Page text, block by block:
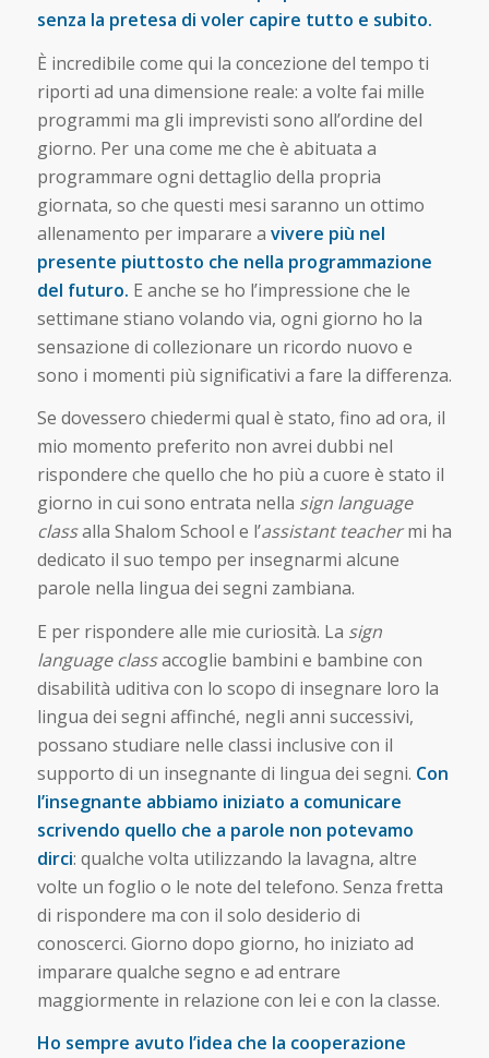
senza la pretesa di voler capire tutto e subito.
È incredibile come qui la concezione del tempo ti
riporti ad una dimensione reale: a volte fai mille
programmi ma gli imprevisti sono all’ordine del
giorno. Per una come me che è abituata a
programmare ogni dettaglio della propria
giornata, so che questi mesi saranno un ottimo
allenamento per imparare a vivere più nel
presente piuttosto che nella programmazione
del futuro. E anche se ho l’impressione che le
settimane stiano volando via, ogni giorno ho la
sensazione di collezionare un ricordo nuovo e
sono i momenti più significativi a fare la differenza.
Se dovessero chiedermi qual è stato, fino ad ora, il
mio momento preferito non avrei dubbi nel
rispondere che quello che ho più a cuore è stato il
giorno in cui sono entrata nella sign language
classalla Shalom School e l’assistant teachermi ha
dedicato il suo tempo per insegnarmi alcune
parole nella lingua dei segni zambiana.
E per rispondere alle mie curiosità. La sign
language classaccoglie bambini e bambine con
disabilità uditiva con lo scopo di insegnare loro la
lingua dei segni affinché, negli anni successivi,
possano studiare nelle classi inclusive con il
supporto di un insegnante di lingua dei segni. Con
l’insegnante abbiamo iniziato a comunicare
scrivendo quello che a parole non potevamo
dirci: qualche volta utilizzando la lavagna, altre
volte un foglio o le note del telefono. Senza fretta
di rispondere ma con il solo desiderio di
conoscerci. Giorno dopo giorno, ho iniziato ad
imparare qualche segno e ad entrare
maggiormente in relazione con lei e con la classe.
Ho sempre avuto l’idea che la cooperazione